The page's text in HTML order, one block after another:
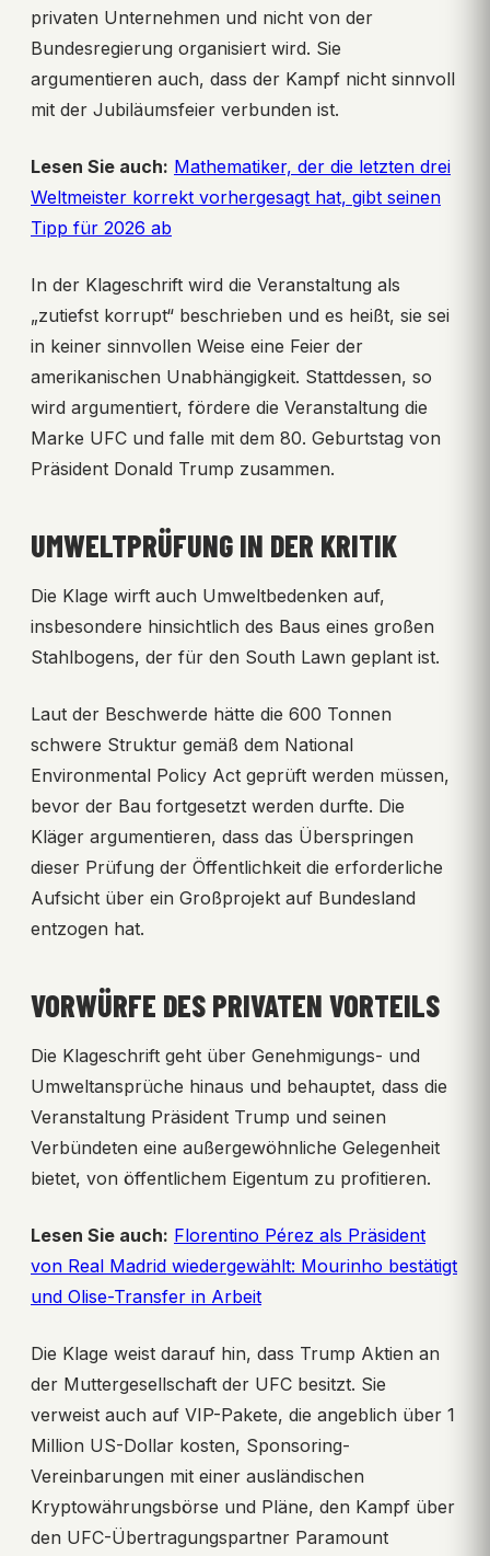
privaten Unternehmen und nicht von der
Bundesregierung organisiert wird. Sie
argumentieren auch, dass der Kampf nicht sinnvoll
mit der Jubiläumsfeier verbunden ist.
Lesen Sie auch: Mathematiker, der die letzten drei
Weltmeister korrekt vorhergesagt hat, gibt seinen
Tipp für 2026 ab
In der Klageschrift wird die Veranstaltung als
„zutiefst korrupt“ beschrieben und es heißt, sie sei
in keiner sinnvollen Weise eine Feier der
amerikanischen Unabhängigkeit. Stattdessen, so
wird argumentiert, fördere die Veranstaltung die
Marke UFC und falle mit dem 80. Geburtstag von
Präsident Donald Trump zusammen.
UMWELTPRÜFUNG IN DER KRITIK
Die Klage wirft auch Umweltbedenken auf,
insbesondere hinsichtlich des Baus eines großen
Stahlbogens, der für den South Lawn geplant ist.
Laut der Beschwerde hätte die 600 Tonnen
schwere Struktur gemäß dem National
Environmental Policy Act geprüft werden müssen,
bevor der Bau fortgesetzt werden durfte. Die
Kläger argumentieren, dass das Überspringen
dieser Prüfung der Öffentlichkeit die erforderliche
Aufsicht über ein Großprojekt auf Bundesland
entzogen hat.
VORWÜRFE DES PRIVATEN VORTEILS
Die Klageschrift geht über Genehmigungs- und
Umweltansprüche hinaus und behauptet, dass die
Veranstaltung Präsident Trump und seinen
Verbündeten eine außergewöhnliche Gelegenheit
bietet, von öffentlichem Eigentum zu profitieren.
Lesen Sie auch: Florentino Pérez als Präsident
von Real Madrid wiedergewählt: Mourinho bestätigt
und Olise-Transfer in Arbeit
Die Klage weist darauf hin, dass Trump Aktien an
der Muttergesellschaft der UFC besitzt. Sie
verweist auch auf VIP-Pakete, die angeblich über 1
Million US-Dollar kosten, Sponsoring-
Vereinbarungen mit einer ausländischen
Kryptowährungsbörse und Pläne, den Kampf über
den UFC-Übertragungspartner Paramount